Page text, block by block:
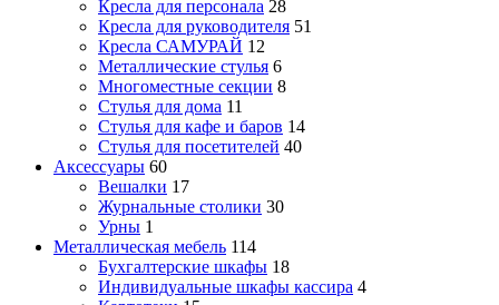
Кресла для персонала 28
Кресла для руководителя 51
Кресла САМУРАЙ 12
Металлические стулья 6
Многоместные секции 8
Стулья для дома 11
Стулья для кафе и баров 14
Стулья для посетителей 40
Аксессуары 60
Вешалки 17
Журнальные столики 30
Урны 1
Металлическая мебель 114
Бухгалтерские шкафы 18
Индивидуальные шкафы кассира 4